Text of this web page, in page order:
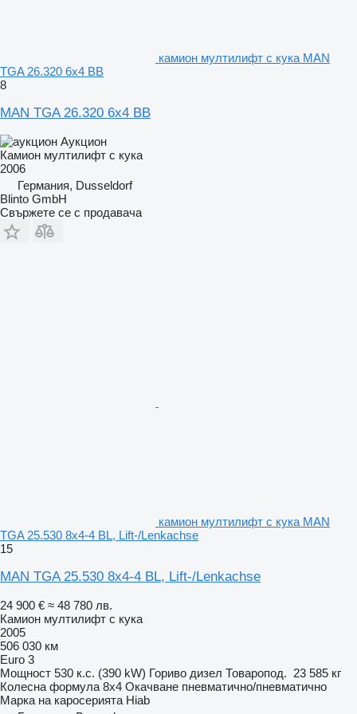
камион мултилифт с кука MAN
TGA 26.320 6x4 BB
8
MAN TGA 26.320 6x4 BB
Аукцион
Камион мултилифт с кука
2006
Германия, Dusseldorf
Blinto GmbH
Свържете се с продавача
камион мултилифт с кука MAN
TGA 25.530 8x4-4 BL, Lift-/Lenkachse
15
MAN TGA 25.530 8x4-4 BL, Lift-/Lenkachse
24 900 € ≈ 48 780 лв.
Камион мултилифт с кука
2005
506 030 км
Euro 3
Мощност 530 к.с. (390 kW) Гориво дизел Товаропод. 23 585 кг
Колесна формула 8x4 Окачване пневматично/пневматично
Марка на каросерията Hiab